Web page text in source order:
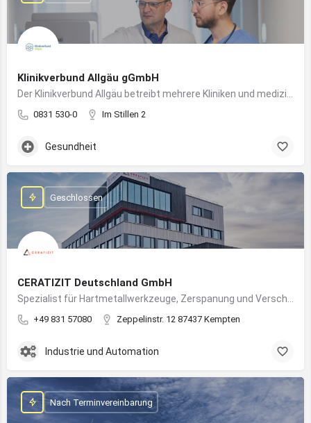
Klinikverbund Allgäu gGmbH
0831 530-0 Im Stillen 2
Gesundheit
CERATIZIT Deutschland GmbH
+49 831 57080 Zeppelinstr. 12 87437 Kempten
Geschlossen
Industrie und Automation
Nach Terminvereinbarung